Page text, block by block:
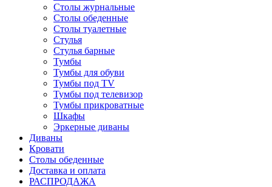
Столы журнальные
Столы обеденные
Столы туалетные
Стулья
Стулья барные
Тумбы
Тумбы для обуви
Тумбы под TV
Тумбы под телевизор
Тумбы прикроватные
Шкафы
Эркерные диваны
Диваны
Кровати
Столы обеденные
Доставка и оплата
РАСПРОДАЖА